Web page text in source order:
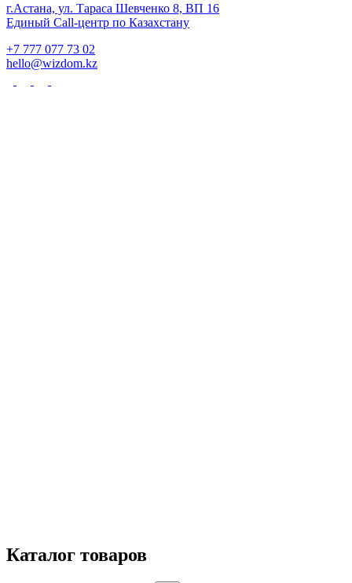
г.Астана, ул. Тараса Шевченко 8, ВП 16
Единый Call-центр по Казахстану
+7 777 077 73 02
hello@wizdom.kz
Каталог товаров